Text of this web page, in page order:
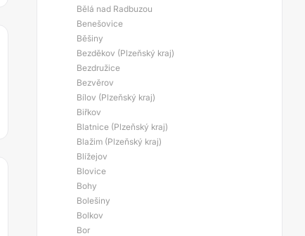
Bělá nad Radbuzou
Benešovice
Běšiny
Bezděkov (Plzeňský kraj)
Bezdružice
Bezvěrov
Bílov (Plzeňský kraj)
Biřkov
Blatnice (Plzeňský kraj)
Blažim (Plzeňský kraj)
Blížejov
Blovice
Bohy
Bolešiny
Bolkov
Bor